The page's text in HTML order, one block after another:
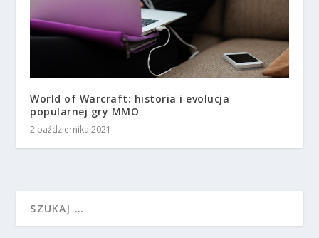
World of Warcraft: historia i evolucja
popularnej gry MMO
2 października 2021